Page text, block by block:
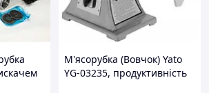
М'ясорубка (Вовчок) Yato
YG-03235, продуктивність